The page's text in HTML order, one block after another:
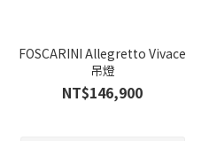
FOSCARINI Allegretto Vivace
吊燈
NT$146,900